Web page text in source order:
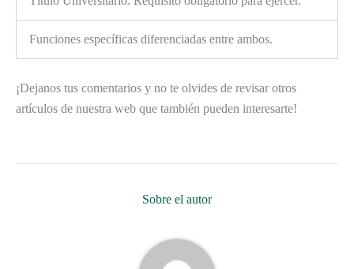
Funciones específicas diferenciadas entre ambos.
¡Dejanos tus comentarios y no te olvides de revisar otros
artículos de nuestra web que también pueden interesarte!
Sobre el autor